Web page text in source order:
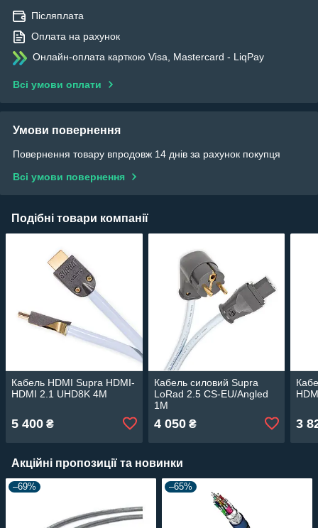
Післяплата
Оплата на рахунок
Онлайн-оплата карткою Visa, Mastercard - LiqPay
Всі умови оплати
Умови повернення
Повернення товару впродовж 14 днів за рахунок покупця
Всі умови повернення
Подібні товари компанії
Кабель HDMI Supra HDMI-
HDMI 2.1 UHD8K 4M
5 400 ₴
Кабель силовий Supra
LoRad 2.5 CS-EU/Angled
1M
4 050₴ 3
Акційні пропозиції та новинки
–69% –65%